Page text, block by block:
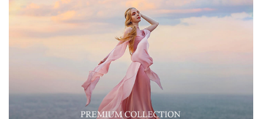
Xin hãy lựa chọn
Free Photoshop Overlay